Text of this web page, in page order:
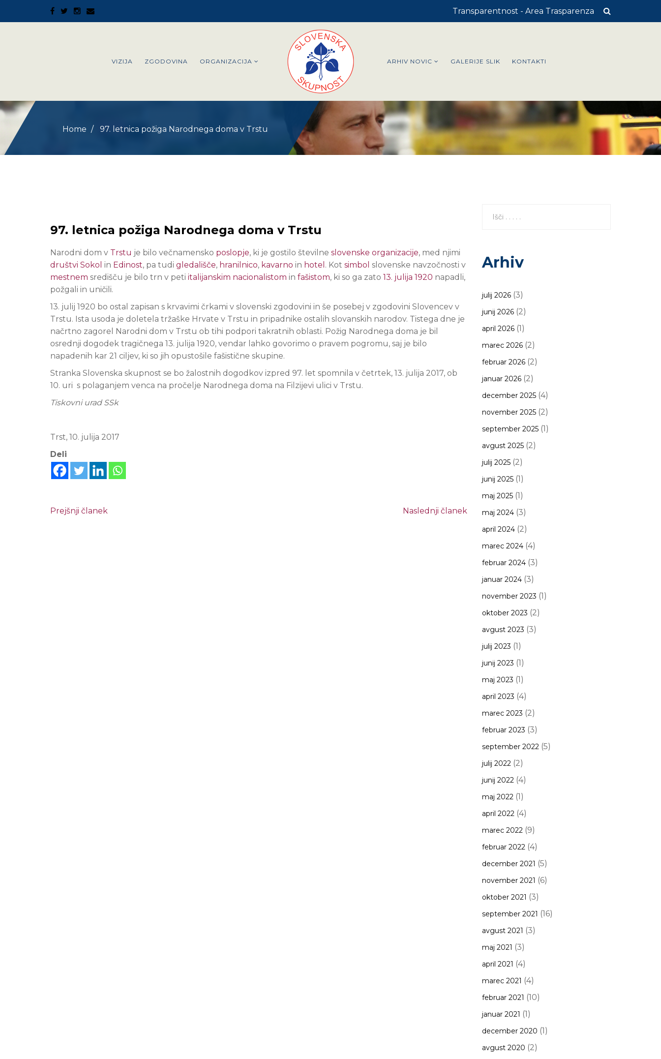
Transparentnost - Area Trasparenza
VIZIJA ZGODOVINA ORGANIZACIJA ARHIV NOVIC GALERIJE SLIK KONTAKTI
Home 97. letnica požiga Narodnega doma v Trstu
97. letnica požiga Narodnega doma v Trstu
Narodni dom v Trstu je bilo večnamensko poslopje, ki je gostilo številne slovenske organizacije, med njimi
društvi Sokol in Edinost, pa tudi gledališče, hranilnico, kavarno in hotel . Kot simbol slovenske navzočnosti v
mestnem središču je bilo trn v peti italijanskim nacionalistom in fašistom, ki so ga zato 13. julija 1920 napadli,
požgali in uničili.
13. julij 1920 bo ostal zapisan s krvavimi črkami v slovenski zgodovini in še posebej v zgodovini Slovencev v
Trstu. Ista usoda je doletela tržaške Hrvate v Trstu in pripadnike ostalih slovanskih narodov. Tistega dne je
načrtno zagorel Narodni dom v Trstu ob tihi podpori takratnih oblasti. Požig Narodnega doma je bil
osrednji dogodek tragičnega 13. julija 1920, vendar lahko govorimo o pravem pogromu, saj je bilo
napadenih kar 21 ciljev, ki so jih opustošile fašistične skupine.
Stranka Slovenska skupnost se bo žalostnih dogodkov izpred 97. let spomnila v četrtek, 13. julija 2017, ob
10. uri s polaganjem venca na pročelje Narodnega doma na Filzijevi ulici v Trstu.
Tiskovni urad SSk
Trst, 10. julija 2017
Deli
Prejšnji članek Naslednji članek
Arhiv
julij 2026(3)
junij 2026(2)
april 2026(1)
marec 2026(2)
februar 2026(2)
januar 2026(2)
december 2025(4)
november 2025(2)
september 2025(1)
avgust 2025(2)
julij 2025(2)
junij 2025(1)
maj 2025(1)
maj 2024(3)
april 2024(2)
marec 2024(4)
februar 2024(3)
januar 2024(3)
november 2023 (1)
oktober 2023 (2)
avgust 2023 (3)
julij 2023 (1)
junij 2023 (1)
maj 2023 (1)
april 2023 (4)
marec 2023 (2)
februar 2023 (3)
september 2022(5)
julij 2022(2)
junij 2022(4)
maj 2022(1)
april 2022(4)
marec 2022(9)
februar 2022(4)
december 2021 (5)
november 2021 (6)
oktober 2021 (3)
september 2021 (16)
avgust 2021 (3)
maj 2021 (3)
april 2021 (4)
marec 2021 (4)
februar 2021 (10)
januar 2021 (1)
december 2020 (1)
avgust 2020 (2)